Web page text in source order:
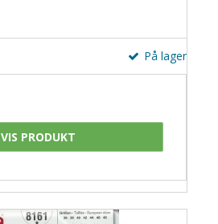
På lager
VIS PRODUKT